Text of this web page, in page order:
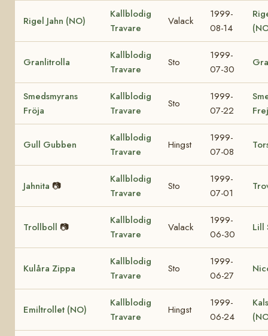
Rigel Jahn (NO)
Kallblodig
Travare
Valack
1999-
08-14
Granlitrolla
Kallblodig
Travare
Sto
1999-
07-30
Smedsmyrans
Fröja
Kallblodig
Travare
Sto
1999-
07-22
Gull Gubben
Kallblodig
Travare
Hingst
1999-
07-08
Jahnita 📷
Kallblodig
Travare
Sto
1999-
07-01
Trollboll 📷
Kallblodig
Travare
Valack
1999-
06-30
Lill
Kulåra Zippa
Kallblodig
Travare
Sto
1999-
06-27
Emiltrollet (NO)
Kallblodig
Travare
Hingst
1999-
06-24